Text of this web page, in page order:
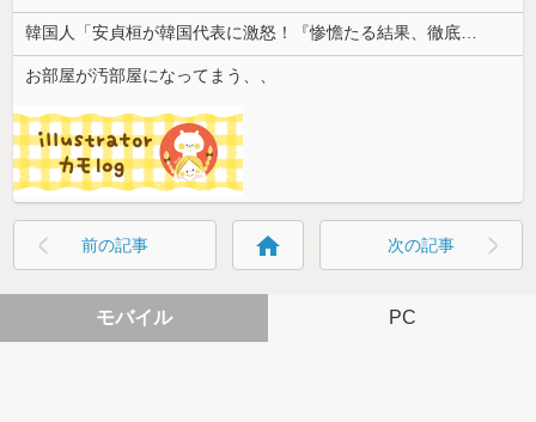
お部屋が汚部屋になってまう、、
前の記事 home 次の記事
モバイル PC